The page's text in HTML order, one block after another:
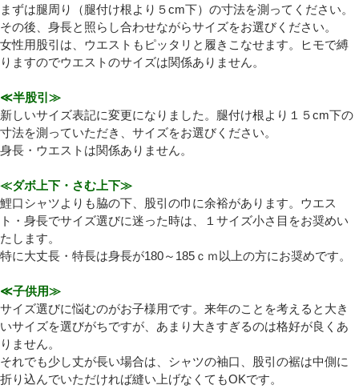
まずは腿周り（腿付け根より５cm下）の寸法を測ってください。
その後、身長と照らし合わせながらサイズをお選びください。
女性用股引は、ウエストもピッタリと履きこなせます。ヒモで縛
りますのでウエストのサイズは関係ありません。
≪半股引≫
新しいサイズ表記に変更になりました。腿付け根より１５cm下の
寸法を測っていただき、サイズをお選びください。
身長・ウエストは関係ありません。
≪ダボ上下・さむ上下≫
鯉口シャツよりも脇の下、股引の巾に余裕があります。ウエス
ト・身長でサイズ選びに迷った時は、１サイズ小さ目をお奨めい
たします。
特に大丈長・特長は身長が180～185ｃｍ以上の方にお奨めです。
≪子供用≫
サイズ選びに悩むのがお子様用です。来年のことを考えると大き
いサイズを選びがちですが、あまり大きすぎるのは格好が良くあ
りません。
それでも少し丈が長い場合は、シャツの袖口、股引の裾は中側に
折り込んでいただければ縫い上げなくてもOKです。